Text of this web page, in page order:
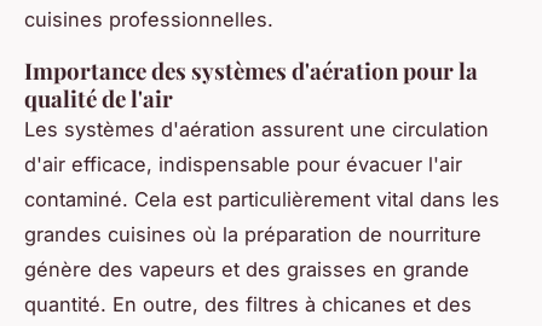
cuisines professionnelles.
Importance des systèmes d'aération pour la
qualité de l'air
Les systèmes d'aération assurent une circulation
d'air efficace, indispensable pour évacuer l'air
contaminé. Cela est particulièrement vital dans les
grandes cuisines où la préparation de nourriture
génère des vapeurs et des graisses en grande
quantité. En outre, des filtres à chicanes et des